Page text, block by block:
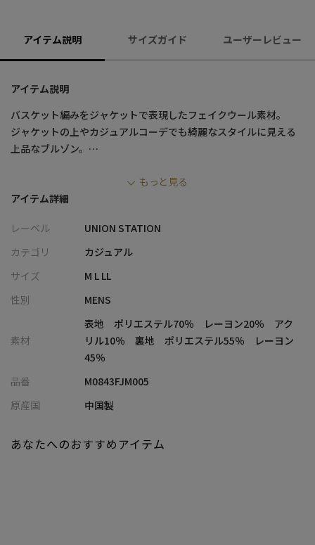
アイテム説明 サイズガイド ユーザーレビュー
アイテム説明
バスケット編みをジャケットで表現したフェイクウール素材。
ジャケットの上やカジュアルコーデでも綺麗なスタイルに見える
上品なブルゾン。
素材自体はポリエステルなのですが、長い毛足から短い毛足まで
あり、手触りもモコモコで柔らかく、見た目はウールと何ら変わ
またストレッチ性もあり、保温性も高く、虫食いもないため着心
地・使い心地もほとんどウールと同じです。
化学的に作られた生地で、本物の羊の毛を使っているわけではな
いのもポイント。動物保護の観点からウールを避けていた人で
も、手に取りやすい生地だと言えます。
【スタイリング】
秋～春先まで長いシーズンで活躍するアイテムです。
シャツやニット類と合わせたキレイ目なコーディネートから、
もっと見る
アイテム詳細
レーベル
UNION STATION
カテゴリ
カジュアル
サイズ
M L LL
性別
MENS
素材
表地 ポリエステル70％ レーヨン20％ アク
リル10％ 裏地 ポリエステル55％ レーヨン
45％
品番
M0843FJM005
原産国
中国製
あなたへのおすすめアイテム